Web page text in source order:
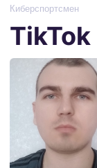
Киберспортсмен
TikTok